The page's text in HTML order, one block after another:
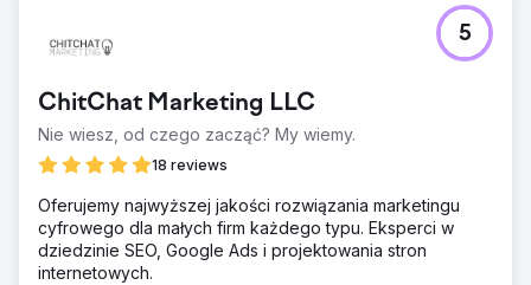
ChitChat Marketing LLC
Nie wiesz, od czego zacząć? My wiemy.
18 reviews
5
Oferujemy najwyższej jakości rozwiązania marketingu
cyfrowego dla małych firm każdego typu. Eksperci w
dziedzinie SEO, Google Ads i projektowania stron
internetowych.